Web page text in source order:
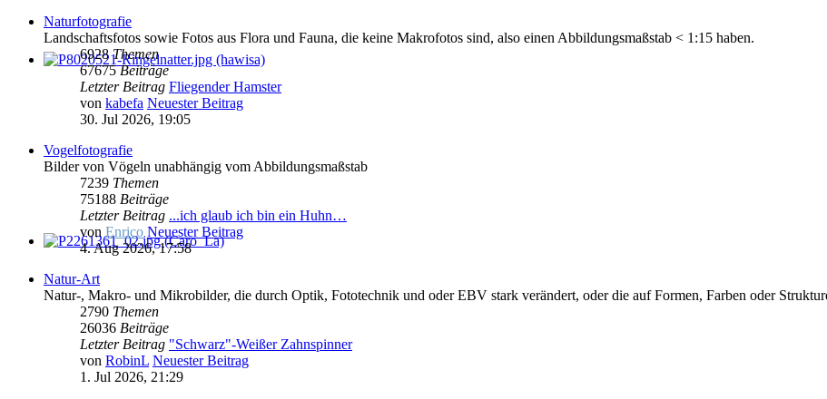
Naturfotografie
Landschaftsfotos sowie Fotos aus Flora und Fauna, die keine Makrofotos sind, also einen Abbildungsmaßstab < 1:15 haben.
6928Themen
67675Beiträge
Letzter Beitrag Fliegender Hamster
von kabefa Neuester Beitrag
30. Jul 2026, 19:05
Vogelfotografie
Bilder von Vögeln unabhängig vom Abbildungsmaßstab
7239 Themen
75188 Beiträge
Letzter Beitrag ...ich glaub ich bin ein Huhn…
von Enrico Neuester Beitrag
4. Aug 2026, 17:58
Natur-Art
Natur-, Makro- und Mikrobilder, die durch Optik, Fototechnik und oder EBV stark verändert, oder die auf Formen, Farben oder
2790 Themen
26036 Beiträge
Letzter Beitrag "Schwarz"-Weißer Zahnspinner
von RobinL Neuester Beitrag
1. Jul 2026, 21:29